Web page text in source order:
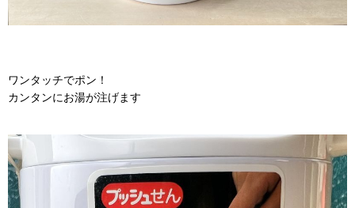
ワンタッチでポン！
カンタンにお湯が注げます